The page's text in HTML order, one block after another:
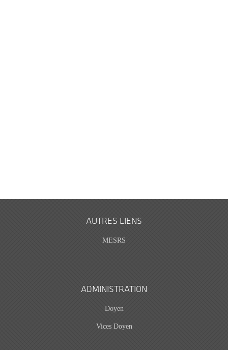
AUTRES LIENS
MESRS
ADMINISTRATION
Doyen
Vices Doyen